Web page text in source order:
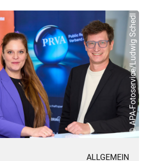
© APA-Fotoservice/Ludwig Schedl
ALLGEMEIN